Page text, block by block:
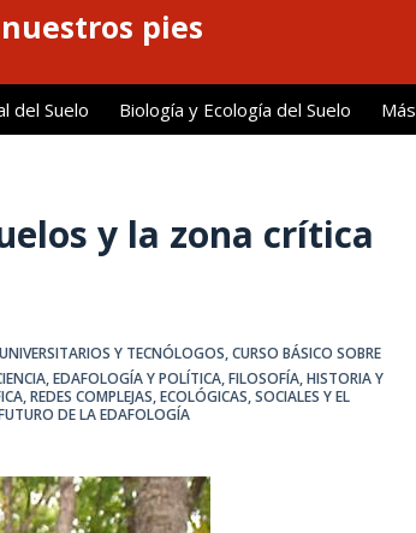
pies
del Suelo Biología y Ecología del Suelo Más
y la zona crítica
Y TECNÓLOGOS,CURSO BÁSICO SOBRE
,EDAFOLOGÍA Y POLÍTICA,FILOSOFÍA, HISTORIA Y
,REDES COMPLEJAS, ECOLÓGICAS, SOCIALES Y EL
DE LA EDAFOLOGÍA